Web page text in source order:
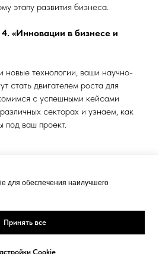
этапу развития бизнеса.
«Инновации в бизнесе и
новые технологии, ваши научно-
стать двигателем роста для
с успешными кейсами
секторах и узнаем, как
под ваш проект.
УПРАВЛЕНИЕ БИЗНЕСОМ
для обеспечения наилучшего
Принять все
Cookie